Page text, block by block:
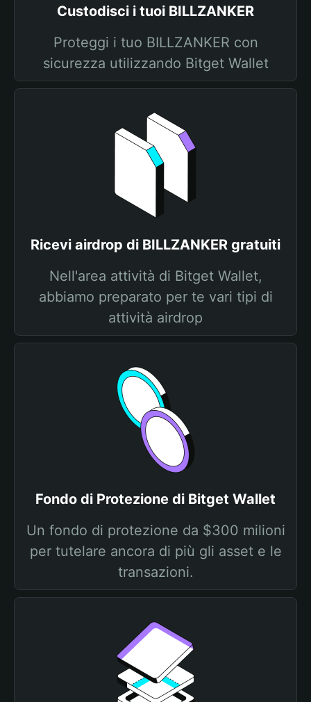
Custodisci i tuoi BILLZANKER
Proteggi i tuo BILLZANKER con
sicurezza utilizzando Bitget Wallet
Ricevi airdrop di BILLZANKER gratuiti
Nell'area attività di Bitget Wallet,
abbiamo preparato per te vari tipi di
attività airdrop
Fondo di Protezione di Bitget Wallet
Un fondo di protezione da $300 milioni
per tutelare ancora di più gli asset e le
transazioni.